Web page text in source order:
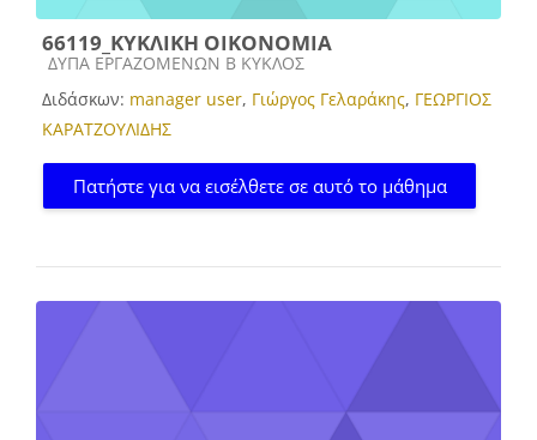
66119_ΚΥΚΛΙΚΗ ΟΙΚΟΝΟΜΙΑ
Κατηγορία μαθήματος
ΔΥΠΑ ΕΡΓΑΖΟΜΕΝΩΝ Β ΚΥΚΛΟΣ
Διδάσκων: manager user, Γιώργος Γελαράκης, ΓΕΩΡΓΙΟΣ
ΚΑΡΑΤΖΟΥΛΙΔΗΣ
Πατήστε για να εισέλθετε σε αυτό το μάθημα